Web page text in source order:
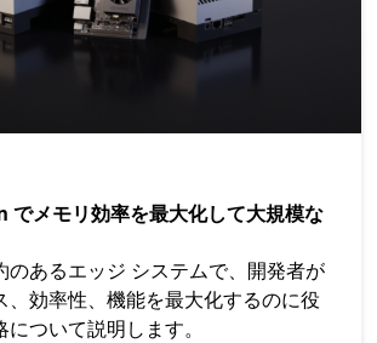
でメモリ効率を最大化して大規模な
のあるエッジ システムで、開発者が
、効率性、機能を最大化するのに役
ついて説明します。